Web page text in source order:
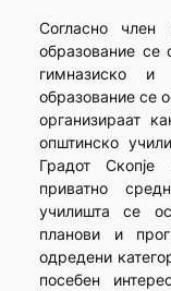
Согласно
образование се
гимназиско и
образование се
организираат
општинско
Градот
приватно
училишта се
планови и
одредени
посебен